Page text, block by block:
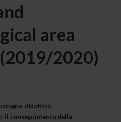
area
2020)
didattico
il conseguimento della